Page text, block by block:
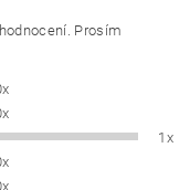
Prosím
1x